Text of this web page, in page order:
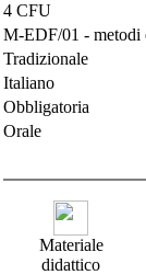
4 CFU
M-EDF/01 - metodi
Tradizionale
Italiano
Obbligatoria
Orale
Materiale
didattico